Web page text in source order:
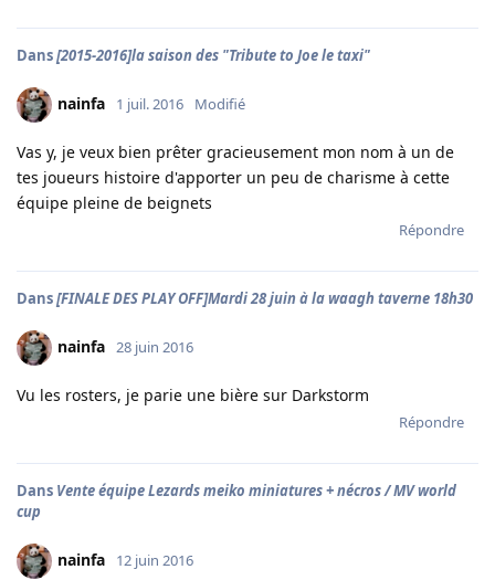
Dans[2015-2016]la saison des "Tribute to Joe le taxi"
nainfa 1 juil. 2016 Modifié
Vas y, je veux bien prêter gracieusement mon nom à un de
tes joueurs histoire d'apporter un peu de charisme à cette
équipe pleine de beignets
Répondre
Dans[FINALE DES PLAY OFF]Mardi 28 juin à la waagh taverne 18h30
nainfa 28 juin 2016
Vu les rosters, je parie une bière sur Darkstorm
Répondre
Dans Vente équipe Lezards meiko miniatures + nécros / MV world
cup
nainfa 12 juin 2016